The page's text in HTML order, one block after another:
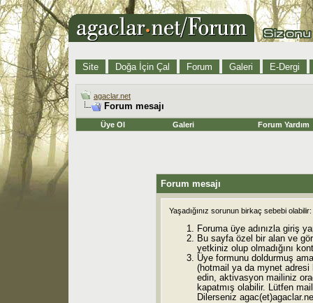
Site Doğa İçin Çal Forum Galeri E-Dergi
agaclar.net
Forum mesajı
Üye Ol Galeri Forum Yardım
Forum mesajı
Yaşadığınız sorunun birkaç sebebi olabilir:
Foruma üye adınızla giriş
Bu sayfa özel bir alan ve
yetkiniz olup olmadığını
Üye formunu doldurmuş
(hotmail ya da mynet adresi
edin, aktivasyon mailiniz
kapatmış olabilir. Lütfen
Dilerseniz